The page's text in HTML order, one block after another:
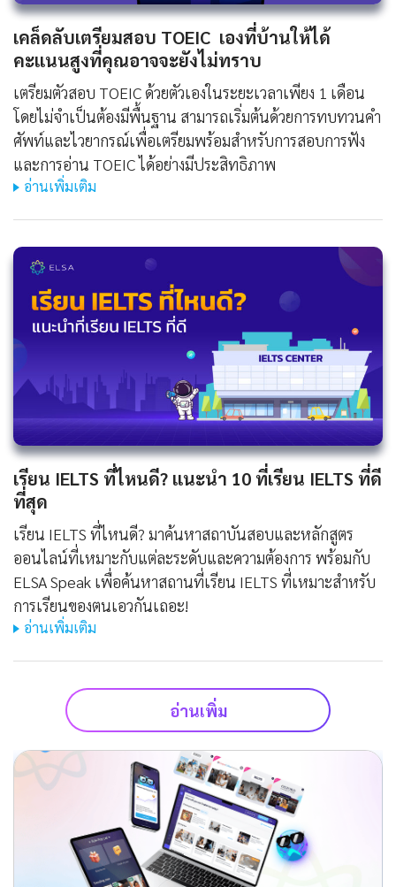
เคล็ดลับเตรียมสอบ TOEIC เองที่บ้านให้ได้
คะแนนสูงที่คุณอาจจะยังไม่ทราบ
เตรียมตัวสอบ TOEIC ด้วยตัวเองในระยะเวลาเพียง 1 เดือน
โดยไม่จำเป็นต้องมีพื้นฐาน สามารถเริ่มต้นด้วยการทบทวนคำ
ศัพท์และไวยากรณ์เพื่อเตรียมพร้อมสำหรับการสอบการฟัง
และการอ่าน TOEIC ได้อย่างมีประสิทธิภาพ
อ่านเพิ่มเติม
เรียน IELTS ที่ไหนดี? แนะนำ 10 ที่เรียน IELTS ที่ดี
ที่สุด
เรียน IELTS ที่ไหนดี? มาค้นหาสถาบันสอบและหลักสูตร
ออนไลน์ที่เหมาะกับแต่ละระดับและความต้องการ พร้อมกับ
ELSA Speak เพื่อค้นหาสถานที่เรียน IELTS ที่เหมาะสำหรับ
การเรียนของตนเอวกันเถอะ!
อ่านเพิ่มเติม
อ่านเพิ่ม